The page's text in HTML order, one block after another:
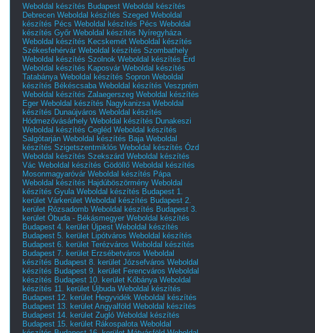
Weboldal készítés Budapest Weboldal készítés
Debrecen Weboldal készítés Szeged Weboldal
készítés Pécs Weboldal készítés Pécs Weboldal
készítés Győr Weboldal készítés Nyíregyháza
Weboldal készítés Kecskemét Weboldal készítés
Székesfehérvár Weboldal készítés Szombathely
Weboldal készítés Szolnok Weboldal készítés Érd
Weboldal készítés Kaposvár Weboldal készítés
Tatabánya Weboldal készítés Sopron Weboldal
készítés Békéscsaba Weboldal készítés Veszprém
Weboldal készítés Zalaegerszeg Weboldal készítés
Eger Weboldal készítés Nagykanizsa Weboldal
készítés Dunaújváros Weboldal készítés
Hódmezővásárhely Weboldal készítés Dunakeszi
Weboldal készítés Cegléd Weboldal készítés
Salgótarján Weboldal készítés Baja Weboldal
készítés Szigetszentmiklós Weboldal készítés Ózd
Weboldal készítés Szekszárd Weboldal készítés
Vác Weboldal készítés Gödöllő Weboldal készítés
Mosonmagyaróvár Weboldal készítés Pápa
Weboldal készítés Hajdúböszörmény Weboldal
készítés Gyula Weboldal készítés Budapest 1.
kerület Várkerület Weboldal készítés Budapest 2.
kerület Rózsadomb Weboldal készítés Budapest 3.
kerület Óbuda - Békásmegyer Weboldal készítés
Budapest 4. kerület Újpest Weboldal készítés
Budapest 5. kerület Lipótváros Weboldal készítés
Budapest 6. kerület Terézváros Weboldal készítés
Budapest 7. kerület Erzsébetváros Weboldal
készítés Budapest 8. kerület Józsefváros Weboldal
készítés Budapest 9. kerület Ferencváros Weboldal
készítés Budapest 10. kerület Kőbánya Weboldal
készítés 11. kerület Újbuda Weboldal készítés
Budapest 12. kerület Hegyvidék Weboldal készítés
Budapest 13. kerület Angyalföld Weboldal készítés
Budapest 14. kerület Zugló Weboldal készítés
Budapest 15. kerület Rákospalota Weboldal